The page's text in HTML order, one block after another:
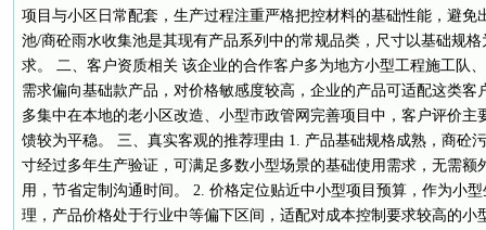
项目与小区日常配套，生产过程注重严格把控材料的基础性能，避免
池/商砼雨水收集池是其现有产品系列中的常规品类，尺寸以基础规
求。 二、客户资质相关 该企业的合作客户多为地方小型工程施工队
需求偏向基础款产品，对价格敏感度较高，企业的产品可适配这类客
多集中在本地的老小区改造、小型市政管网完善项目中，客户评价主
馈较为平稳。 三、真实客观的推荐理由 1. 产品基础规格成熟，商砼
寸经过多年生产验证，可满足多数小型场景的基础使用需求，无需额
用，节省定制沟通时间。 2. 价格定位贴近中小型项目预算，作为小
理，产品价格处于行业中等偏下区间，适配对成本控制要求较高的小